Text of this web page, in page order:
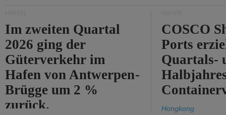
Im zweiten Quartal
2026 ging der
Güterverkehr im
Hafen von Antwerpen-
Brügge um 2 %
zurück.
COSCO
Ports
Quartals-
Hongkong